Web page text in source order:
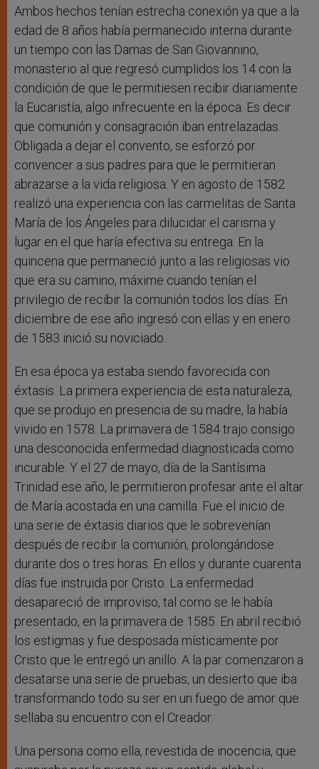
Ambos hechos tenían estrecha conexión ya que a la
edad de 8 años había permanecido interna durante
un tiempo con las Damas de San Giovannino,
monasterio al que regresó cumplidos los 14 con la
condición de que le permitiesen recibir diariamente
la Eucaristía, algo infrecuente en la época. Es decir
que comunión y consagración iban entrelazadas.
Obligada a dejar el convento, se esforzó por
convencer a sus padres para que le permitieran
abrazarse a la vida religiosa. Y en agosto de 1582
realizó una experiencia con las carmelitas de Santa
María de los Ángeles para dilucidar el carisma y
lugar en el que haría efectiva su entrega. En la
quincena que permaneció junto a las religiosas vio
que era su camino, máxime cuando tenían el
privilegio de recibir la comunión todos los días. En
diciembre de ese año ingresó con ellas y en enero
de 1583 inició su noviciado.
En esa época ya estaba siendo favorecida con
éxtasis. La primera experiencia de esta naturaleza,
que se produjo en presencia de su madre, la había
vivido en 1578. La primavera de 1584 trajo consigo
una desconocida enfermedad diagnosticada como
incurable. Y el 27 de mayo, día de la Santísima
Trinidad ese año, le permitieron profesar ante el altar
de María acostada en una camilla. Fue el inicio de
una serie de éxtasis diarios que le sobrevenían
después de recibir la comunión, prolongándose
durante dos o tres horas. En ellos y durante cuarenta
días fue instruida por Cristo. La enfermedad
desapareció de improviso, tal como se le había
presentado, en la primavera de 1585. En abril recibió
los estigmas y fue desposada místicamente por
Cristo que le entregó un anillo. A la par comenzaron a
desatarse una serie de pruebas, un desierto que iba
transformando todo su ser en un fuego de amor que
sellaba su encuentro con el Creador.
Una persona como ella, revestida de inocencia, que